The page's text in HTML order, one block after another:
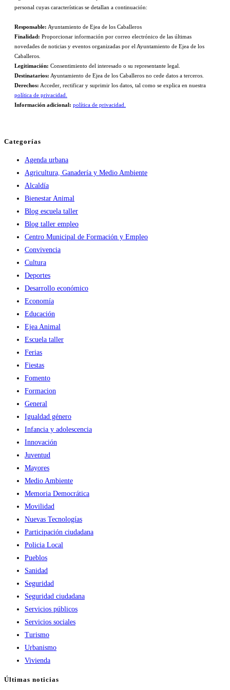
personal cuyas características se detallan a continuación:
Responsable: Ayuntamiento de Ejea de los Caballeros
Finalidad: Proporcionar información por correo electrónico de las últimas
novedades de noticias y eventos organizadas por el Ayuntamiento de Ejea de los
Caballeros.
Legitimación: Consentimiento del interesado o su representante legal.
Destinatarios: Ayuntamiento de Ejea de los Caballeros no cede datos a terceros.
Derechos: Acceder, rectificar y suprimir los datos, tal como se explica en nuestra
política de privacidad.
Información adicional: política de privacidad.
Categorías
Agenda urbana
Agricultura, Ganadería y Medio Ambiente
Alcaldía
Bienestar Animal
Blog escuela taller
Blog taller empleo
Centro Municipal de Formación y Empleo
Convivencia
Cultura
Deportes
Desarrollo económico
Economía
Educación
Ejea Animal
Escuela taller
Ferias
Fiestas
Fomento
Formacion
General
Igualdad género
Infancia y adolescencia
Innovación
Juventud
Mayores
Medio Ambiente
Memoria Democrática
Movilidad
Nuevas Tecnologías
Participación ciudadana
Policia Local
Pueblos
Sanidad
Seguridad
Seguridad ciudadana
Servicios públicos
Servicios sociales
Turismo
Urbanismo
Vivienda
Últimas noticias